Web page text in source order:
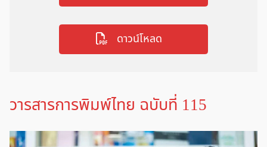
ดาวน์โหลด
วารสารการพิมพ์ไทย ฉบับที่ 115